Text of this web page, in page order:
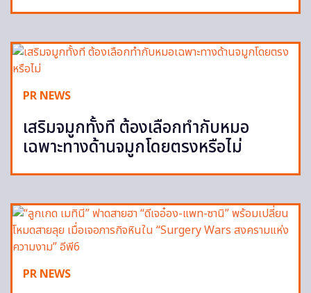
PR NEWS
เสริมจมูกทั้งที ต้องเลือกทำกับหมอ
เฉพาะทางด้านจมูกโดยตรงหรือไม่
PR NEWS